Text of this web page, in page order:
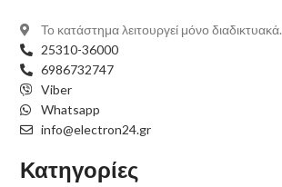
Το κατάστημα λειτουργεί μόνο διαδικτυακά.
25310-36000
6986732747
Viber
Whatsapp
info@electron24.gr
Κατηγορίες